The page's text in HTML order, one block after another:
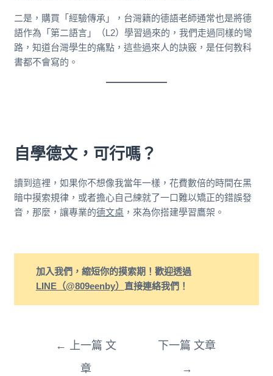
二是，購買「經驗傳承」，台灣籍的德語老師通常也是將德
語作為「第二語言」（L2）學習過來的，我們走過同樣的彎
路，知道台灣學生的痛點，這些過來人的訣竅，是任何教科
書都不會寫的。
自學德文，可行嗎？
讀到這裡，如果你不想像我當年一樣，花費數倍的時間在黑
暗中摸索規律，或者擔心自己練就了一口難以矯正的錯誤發
音，那麼，讓專業的德文桌 ，來為你搭建學習鷹架。
加入我們，縮短你的摸索期！歡迎透過
LINE（@809eenby） 直接連絡我們！
← 上一篇 文
章
下一篇 文章
→